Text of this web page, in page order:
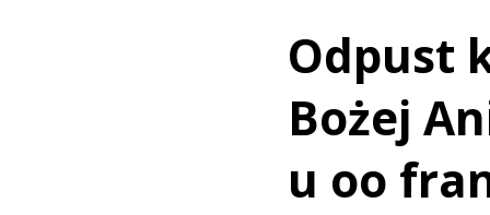
Odpust
Bożej
u oo